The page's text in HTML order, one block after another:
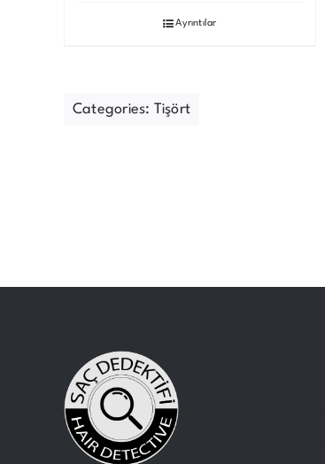
Ayrıntılar
Categories: Tişört